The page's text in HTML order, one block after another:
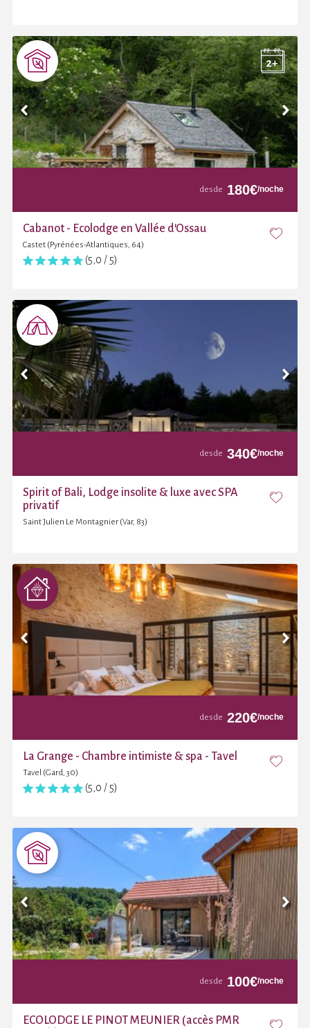
desde 180€/noche
Cabanot - Ecolodge en Vallée d'Ossau
Castet (Pyrénées-Atlantiques, 64)
(5,0 / 5)
desde 340€/noche
Spirit of Bali, Lodge insolite & luxe avec SPA
privatif
Saint Julien Le Montagnier (Var, 83)
desde 220€/noche
La Grange - Chambre intimiste & spa - Tavel
Tavel (Gard, 30)
(5,0 / 5)
desde 100€/noche
ECOLODGE LE PINOT MEUNIER (accès PMR